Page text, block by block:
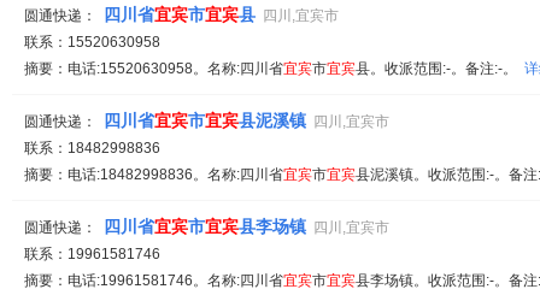
圆通快递： 四川省宜宾市宜宾县 四川,宜宾市
联系：15520630958
摘要：电话:15520630958。名称:四川省宜宾市宜宾县。收派范围:-。备注:-。
圆通快递： 四川省宜宾市宜宾县泥溪镇 四川,宜宾市
联系：18482998836
摘要：电话:18482998836。名称:四川省宜宾市宜宾县泥溪镇。收派范围:-。备
圆通快递： 四川省宜宾市宜宾县李场镇 四川,宜宾市
联系：19961581746
摘要：电话:19961581746。名称:四川省宜宾市宜宾县李场镇。收派范围:-。备